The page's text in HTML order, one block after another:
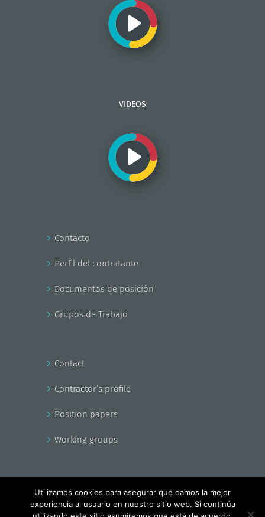
VIDEOS
Contacto
Perfil del contratante
Documentos de posición
Grupos de Trabajo
Contact
Contractor’s profile
Position papers
Working groups
Copyright - EnerAgen 2017
Utilizamos cookies para asegurar que damos la mejor
experiencia al usuario en nuestro sitio web. Si continúa